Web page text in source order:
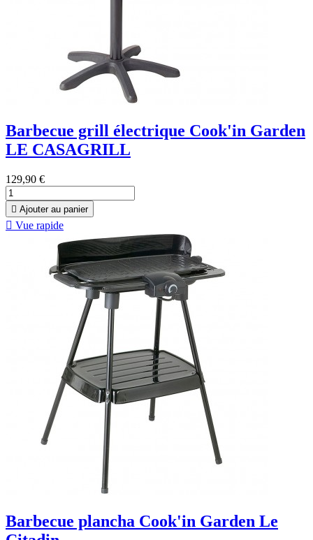
Barbecue grill électrique Cook'in Garden
LE CASAGRILL
129,90 €
 Ajouter au panier
 Vue rapide
Barbecue plancha Cook'in Garden Le